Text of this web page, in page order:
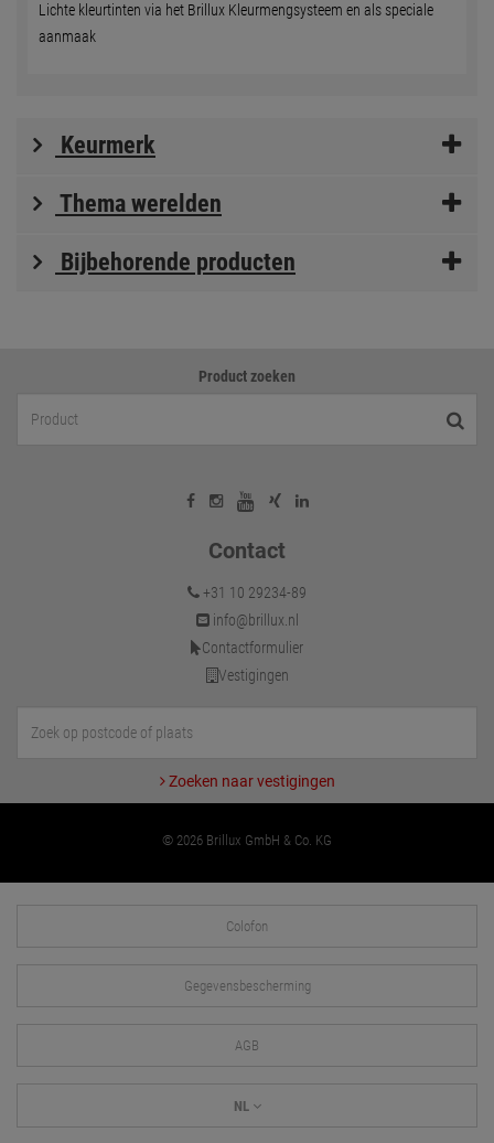
Lichte kleurtinten via het Brillux Kleurmengsysteem en als speciale
aanmaak
Keurmerk
Thema werelden
Bijbehorende producten
Product zoeken
Contact
+31 10 29234-89
info@brillux.nl
Contactformulier
Vestigingen
Zoeken naar vestigingen
© 2026 Brillux GmbH & Co. KG
Colofon
Gegevensbescherming
AGB
NL